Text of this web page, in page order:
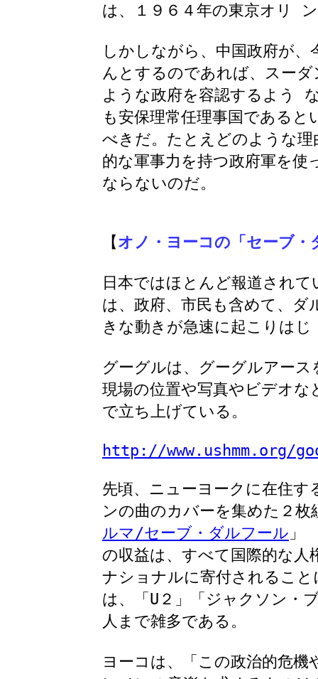
は、１９６４年の東京オリ
しかしながら、中国政府が
んとするのであれば、スー
ような政府を容認するよう
も安保理常任理事国である
べきだ。たとえどのような
的な軍事力を持つ政府軍を
ならないのだ。
【オノ・ヨーコの「セーブ
日本ではほとんど報道され
は、政府、市民も含めて、
きな動きが急速に起こりは
グーグルは、グーグルアー
現場の位置や写真やビデオ
で立ち上げている。
http://www.ushmm.org/
先頃、ニューヨークに在住
ンの曲のカバーを集めた２
ルマ/セーブ・ダルフール 」
の収益は、すべて国際的な人
ナショナルに寄付されるこ
は、「U２」「ジャクソン・
人まで雑多である。
ヨーコは、「この政治的危